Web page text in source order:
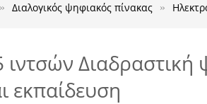
Διαλογικός ψηφιακός πίνακας
ιντσών
εκπαίδευση